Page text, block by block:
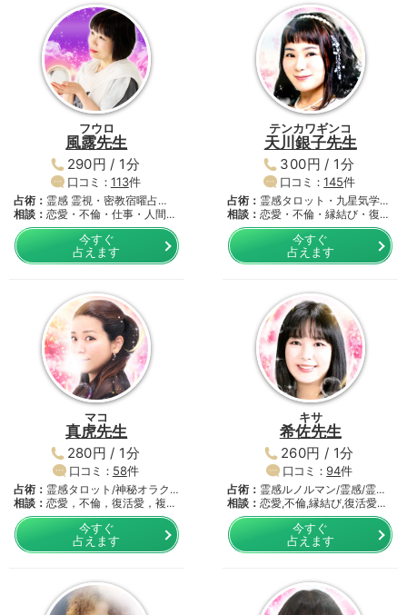
フウロ
風露先生
290円 / 1分
口コミ： 113件
占術： 霊感 霊視・密教宿曜占
術・…
相談： 恋愛・不倫・仕事・人間関
係…
今すぐ
占えます
テンカワギンコ
天川銀子先生
300円 / 1分
口コミ：145件
占術： 霊感タロット・九星気学・
周…
相談：恋愛・不倫・縁結び・復活
愛…
今すぐ
占えます
マコ
真虎先生
280円 / 1分
口コミ： 58件
占術： 霊感タロット/神秘オラク
ル…
相談： 恋愛，不倫，復活愛，複雑
愛…
今すぐ
占えます
キサ
希佐先生
260円 / 1分
口コミ：94件
占術： 霊感ルノルマン/霊感/霊
感…
相談：恋愛,不倫,縁結び,復活愛…
今すぐ
占えます